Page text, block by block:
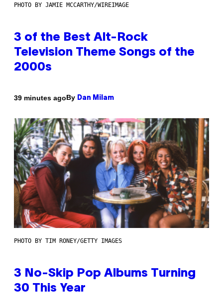
PHOTO BY JAMIE MCCARTHY/WIREIMAGE
3 of the Best Alt-Rock
Television Theme Songs of the
2000s
39 minutes agoBy Dan Milam
PHOTO BY TIM RONEY/GETTY IMAGES
3 No-Skip Pop Albums Turning
30 This Year